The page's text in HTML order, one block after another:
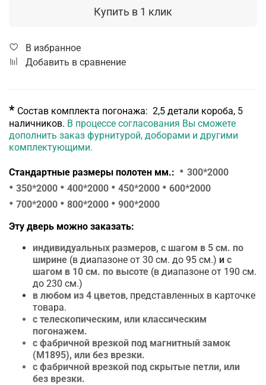
Купить в 1 клик
В избранное
Добавить в сравнение
* Состав комплекта погонажа: 2,5 детали короба, 5
наличников. В процессе согласования Вы сможете
дополнить заказ фурнитурой, доборами и другими
комплектующими.
Стандартные размеры полотен мм.: • 300*2000
• 350*2000 • 400*2000 • 450*2000 • 600*2000
• 700*2000 • 800*2000 • 900*2000
Эту дверь можно заказать:
индивидуальных размеров, с шагом в 5 см. по
ширине (в диапазоне от 30 см. до 95 см.) и с
шагом в 10 см. по высоте (в диапазоне от 190 см.
до 230 см.)
в любом из 4 цветов, представленных в карточке
товара.
с телескопическим, или классическим
погонажем.
с фабричной врезкой под магнитный замок
(М1895), или без врезки.
с фабричной врезкой под скрытые петли, или
без врезки.